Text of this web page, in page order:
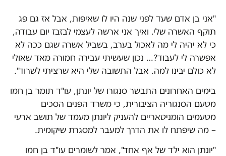
"אני בן אדם שעד לפני שנה היו לו שאיפות, אבל אז גם פג
תוקף האשרה שלי. ואיך אני ארשה לעצמי לבזבז יום עבודה,
כי לא יהיה לי מה לאכול בערב, בשביל אשרה שגם ככה לא
אפשרה לי לעבוד?… נכון שעשיתי עבירה חמורה מאד שאולי
לא כולם יבינו למה. אבל התשובה שלי היא שרציתי לשרוד".
בימים האחרונים התבשר סנגורו של יונתן, עו"ד תומר בן חמו
מטעם הסנגוריה הציבורית, כי משרד הפנים הסכים
מטעמים הומניטאריים להעניק ליונתן מעמד של תושב ארעי
– מה שיפתח לו את הדרך למעבר למסגרת שיקומית.
"יונתן הוא ילד של אף אחד", אמר לשומרים עו"ד בן חמו